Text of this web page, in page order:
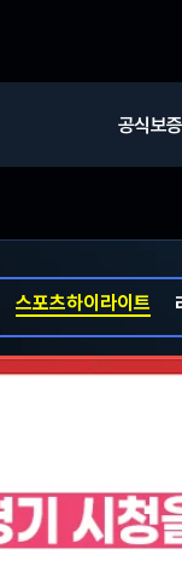
공식보
스포츠하이라이트